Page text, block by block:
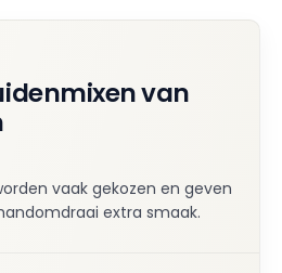
van
vaak gekozen en geven
extra smaak.